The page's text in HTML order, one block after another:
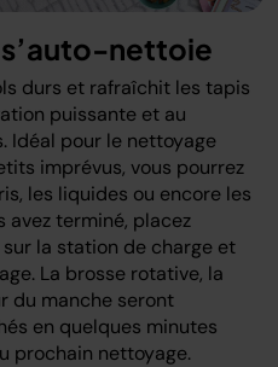
nettoie
durs et rafraîchit les tapis
puissante et au
Idéal pour le nettoyage
imprévus, vous pourrez
les liquides ou encore les
avez terminé, placez
la station de charge et
La brosse rotative, la
du manche seront
en quelques minutes
prochain nettoyage.